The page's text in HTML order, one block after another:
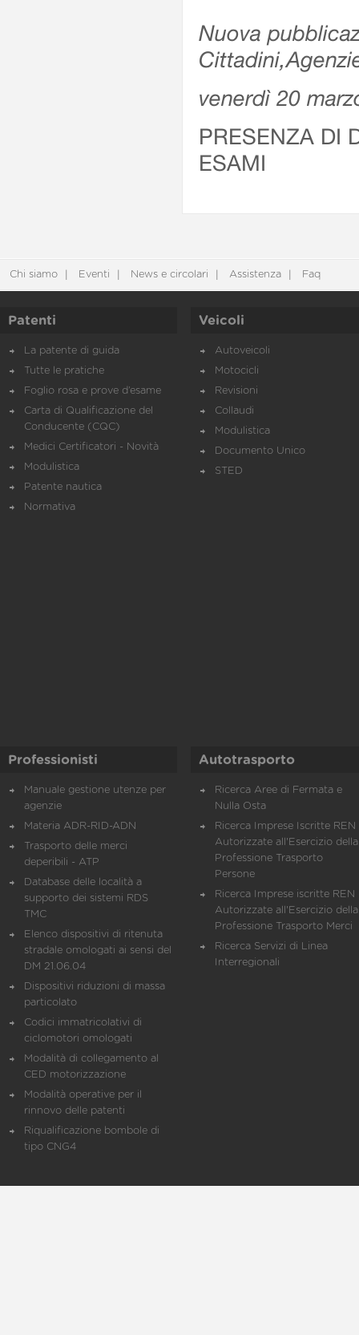
Nuova
venerdì 20
PRESENZA DI
ESAMI
Chi siamo Eventi News e circolari Assistenza Faq
Patenti
La patente di guida
Tutte le pratiche
Foglio rosa e prove d’esame
Carta di Qualificazione del
Conducente (CQC)
Medici Certificatori - Novità
Modulistica
Patente nautica
Normativa
Veicoli
Autoveicoli
Motocicli
Revisioni
Collaudi
Modulistica
Documento Unico
STED
Professionisti
Manuale gestione utenze per
agenzie
Materia ADR-RID-ADN
Trasporto delle merci
deperibili - ATP
Database delle località a
supporto dei sistemi RDS
TMC
Elenco dispositivi di ritenuta
stradale omologati ai sensi del
DM 21.06.04
Dispositivi riduzioni di massa
particolato
Codici immatricolativi di
ciclomotori omologati
Modalità di collegamento al
CED motorizzazione
Modalità operative per il
rinnovo delle patenti
Riqualificazione bombole di
tipo CNG4
Autotrasporto
Ricerca Aree di Fermata e
Nulla Osta
Ricerca Imprese Iscritte REN
Autorizzate all'Esercizio della
Professione Trasporto
Persone
Ricerca Imprese iscritte REN
Autorizzate all'Esercizio della
Professione Trasporto Merci
Ricerca Servizi di Linea
Interregionali